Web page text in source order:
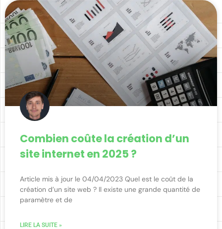
Combien coûte la création d’un
site internet en 2025 ?
Article mis à jour le 04/04/2023 Quel est le coût de la
création d’un site web ? Il existe une grande quantité de
paramètre et de
LIRE LA SUITE »